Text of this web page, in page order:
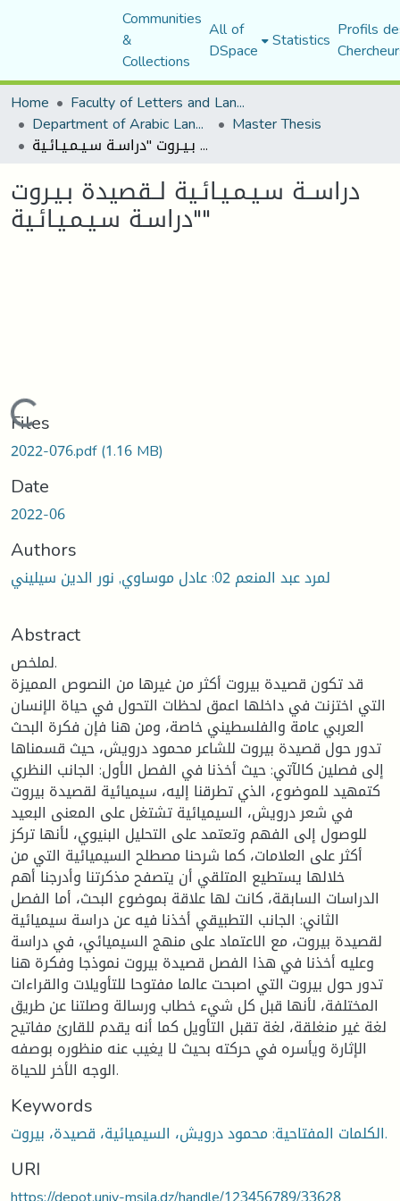
Communities
&
Collections
All of
DSpace Statistics Profils
Home
Faculty of Letters and Languages
Department of Arabic Language and Literature Master Thesis
دراســة سـيـمـيـائـية لــقصيدة بـيـروت "دراسـة سـيـمـيـائـية"
دراســة سـيـمـيـائـية لــقصيدة بـيـروت
"دراسـة سـيـمـيـائـية"
Loading...
Files
2022-076.pdf(1.16 MB)
Date
2022-06
Authors
لمرد عبد المنعم 02: عادل موساوي, نور الدين سيليني
Abstract
لملخص.
قد تكون قصيدة بيروت أكثر من غيرها من النصوص المميزة
التي اختزنت في داخلها اعمق لحظات التحول في حياة الإنسان
العربي عامة والفلسطيني خاصة، ومن هنا فإن فكرة البحث
تدور حول قصيدة بيروت للشاعر محمود درويش، حيث قسمناها
إلى فصلين كالآتي: حيث أخذنا في الفصل الأول: الجانب النظري
كتمهيد للموضوع، الذي تطرقنا إليه، سيميائية لقصيدة بيروت
في شعر درويش، السيميائية تشتغل على المعنى البعيد
للوصول إلى الفهم وتعتمد على التحليل البنيوي، لأنها تركز
أكثر على العلامات، كما شرحنا مصطلح السيميائية التي من
خلالها يستطيع المتلقي أن يتصفح مذكرتنا وأدرجنا أهم
الدراسات السابقة، كانت لها علاقة بموضوع البحث، أما الفصل
الثاني: الجانب التطبيقي أخذنا فيه عن دراسة سيميائية
لقصيدة بيروت، مع الاعتماد على منهج السيميائي، في دراسة
وعليه أخذنا في هذا الفصل قصيدة بيروت نموذجا وفكرة هنا
تدور حول بيروت التي اصبحت عالما مفتوحا للتأويلات والقراءات
المختلفة، لأنها قبل كل شيء خطاب ورسالة وصلتنا عن طريق
لغة غير منغلقة، لغة تقبل التأويل كما أنه يقدم للقارئ مفاتيح
الإثارة ويأسره في حركته بحيث لا يغيب عنه منظوره بوصفه
الوجه الأخر للحياة.
Keywords
الكلمات المفتاحية: محمود درويش، السيميائية، قصيدة، بيروت.
URI